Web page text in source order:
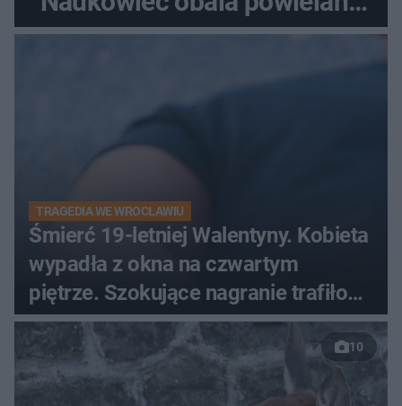
od lat mity na ich temat
TRAGEDIA WE WROCŁAWIU
Śmierć 19-letniej Walentyny. Kobieta
wypadła z okna na czwartym
piętrze. Szokujące nagranie trafiło
do sieci
10